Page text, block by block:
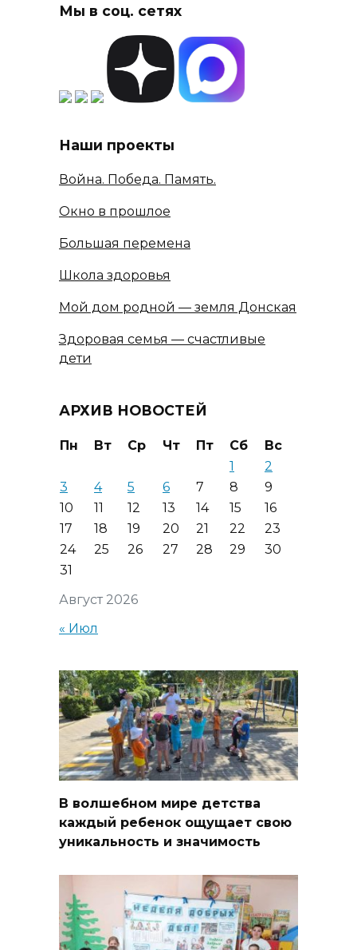
Мы в соц. сетях
Наши проекты
Война. Победа. Память.
Окно в прошлое
Большая перемена
Школа здоровья
Мой дом родной — земля Донская
Здоровая семья — счастливые
дети
АРХИВ НОВОСТЕЙ
Август 2026
Пн Вт Ср Чт Пт Сб
Вс
1
2
3
4 5 6 7 8
9
10
11 12 13 14 15
16
17
18 19 20 21 22
23
24
25 26 27 28 29
30
31
« Июл
В волшебном мире детства
каждый ребенок ощущает свою
уникальность и значимость